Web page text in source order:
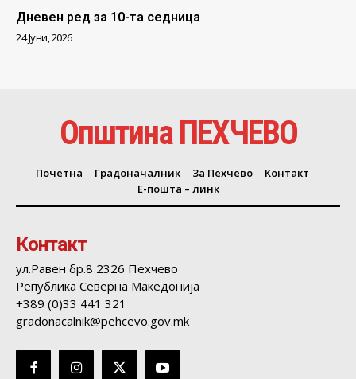
Дневен ред за 10-та седница
24 Јуни, 2026
Општина ПЕХЧЕВО
Почетна Градоначалник За Пехчево
Контакт
Е-пошта – линк
Контакт
ул.Равен бр.8 2326 Пехчево
Република Северна Македонија
+389 (0)33 441 321
gradonacalnik@pehcevo.gov.mk